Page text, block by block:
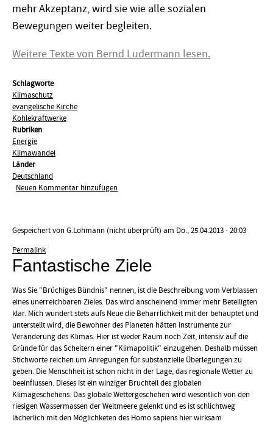
mehr Akzeptanz, wird sie wie alle sozialen
Bewegungen weiter begleiten.
Weitere Texte von Bernd Ludermann lesen.
Schlagworte
Klimaschutz
evangelische Kirche
Kohlekraftwerke
Rubriken
Energie
Klimawandel
Länder
Deutschland
Neuen Kommentar hinzufügen
Gespeichert vonG.Lohmann (nicht überprüft) am Do., 25.04.2013 - 20:03
Permalink
Fantastische Ziele
Was Sie "Brüchiges Bündnis" nennen, ist die Beschreibung vom Verblassen
eines unerreichbaren Zieles. Das wird anscheinend immer mehr Beteiligten
klar. Mich wundert stets aufs Neue die Beharrlichkeit mit der behauptet und
unterstellt wird, die Bewohner des Planeten hätten Instrumente zur
Veränderung des Klimas. Hier ist weder Raum noch Zeit, intensiv auf die
Gründe für das Scheitern einer "Klimapolitik" einzugehen. Deshalb müssen
Stichworte reichen um Anregungen für substanzielle Überlegungen zu
geben. Die Menschheit ist schon nicht in der Lage, das regionale Wetter zu
beeinflussen. Dieses ist ein winziger Bruchteil des globalen
Klimageschehens. Das globale Wettergeschehen wird wesentlich von den
riesigen Wassermassen der Weltmeere gelenkt und es ist schlichtweg
lächerlich mit den Möglichketen des Homo sapiens hier wirksam